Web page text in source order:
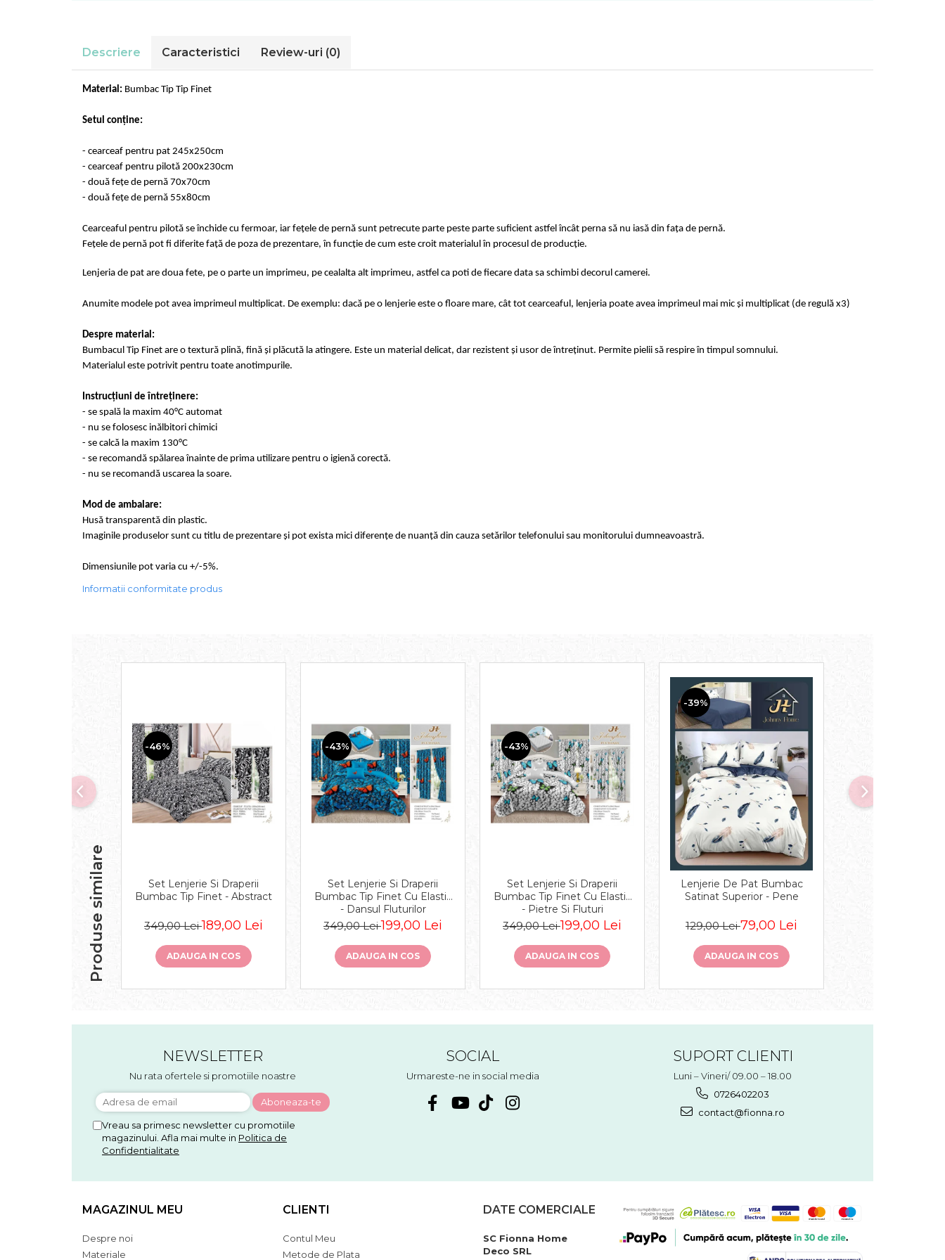
Cearceaf normal
Lenjerii Pufoase Fluffy/ Rabbit
Bumbac Neted Nesatinat
Bumbac 100% Poplin Hobby
Lenjerii Satin Premium
Lenjerii Jacquard
Lenjerii Matase
Lenjerii Creponate
Lenjerii pentru PASTE
Set Lenjerie + Draperii Pat Dublu
Huse Impermeabile 180x200cm
Descriere Caracteristici Review-uri (0)
Material: Bumbac Tip Tip Finet
Setul conține:
- cearceaf pentru pat 245x250cm
- cearceaf pentru pilotă 200x230cm
- două fețe de pernă 70x70cm
- două fețe de pernă 55x80cm
Cearceaful pentru pilotă se închide cu fermoar, iar fețele de pernă sunt petrecute parte peste parte suficient astfel încât perna să nu iasă din fața de pernă.
Fețele de pernă pot fi diferite față de poza de prezentare, în funcție de cum este croit materialul în procesul de producție.
Lenjeria de pat are doua fete, pe o parte un imprimeu, pe cealalta alt imprimeu, astfel ca poti de fiecare data sa schimbi decorul camerei.
Anumite modele pot avea imprimeul multiplicat. De exemplu: dacă pe o lenjerie este o floare mare, cât tot cearceaful, lenjeria poate avea imprimeul mai mic și multiplicat (de regulă x3)
Despre material:
Bumbacul Tip Finet are o textură plină, fină și plăcută la atingere. Este un material delicat, dar rezistent și usor de întreținut. Permite pielii să respire în timpul somnului.
Materialul este potrivit pentru toate anotimpurile.
Instrucțiuni de întreținere:
- se spală la maxim 40°C automat
- nu se folosesc inălbitori chimici
- se calcă la maxim 130°C
- se recomandă spălarea înainte de prima utilizare pentru o igienă corectă.
- nu se recomandă uscarea la soare.
Mod de ambalare:
Husă transparentă din plastic.
Imaginile produselor sunt cu titlu de prezentare și pot exista mici diferențe de nuanță din cauza setărilor telefonului sau monitorului dumneavoastră.
Dimensiunile pot varia cu +/-5%.
Informatii conformitate produs
Produse similare
-46%
Set Lenjerie Si Draperii
Bumbac Tip Finet - Abstract
349,00 Lei189,00 Lei
ADAUGA IN COS
-43%
Set Lenjerie Si Draperii
Bumbac Tip Finet Cu Elastic
- Dansul Fluturilor
349,00 Lei199,00 Lei
ADAUGA IN COS
-43%
Set Lenjerie Si Draperii
Bumbac Tip Finet Cu Elastic
- Pietre Si Fluturi
349,00 Lei199,00 Lei
ADAUGA IN COS
-39%
Lenjerie De Pat Bumbac
Satinat Superior - Pene
129,00 Lei79,00 Lei
ADAUGA IN COS
-32%
NEWSLETTER
Nu rata ofertele si promotiile noastre
Vreau sa primesc newsletter cu promotiile
magazinului. Afla mai multe in Politica de
Confidentialitate
SOCIAL
Urmareste-ne in social media
SUPORT CLIENTI
Luni – Vineri/ 09.00 – 18.00
0726402203
contact@fionna.ro
MAGAZINUL MEU
Despre noi
Materiale
CLIENTI
Contul Meu
Metode de Plata
DATE COMERCIALE
SC Fionna Home
Deco SRL